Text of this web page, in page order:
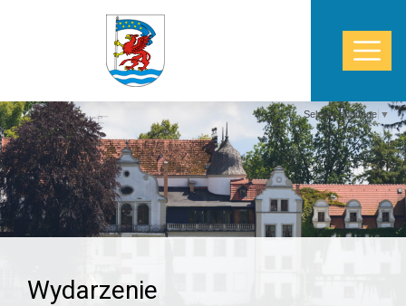
Select Language ▼
START
WŁADZE
Wydarzenie